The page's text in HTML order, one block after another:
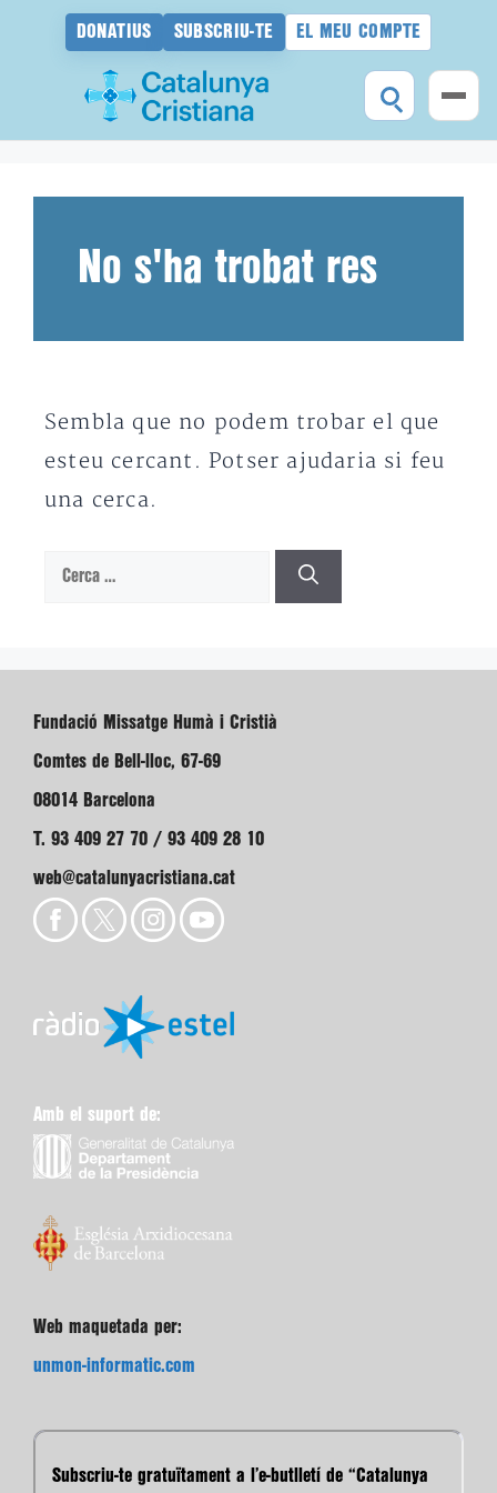
DONATIUS SUBSCRIU-TE EL MEU COMPTE
No s'ha trobat res
Sembla que no podem trobar el que
esteu cercant. Potser ajudaria si feu
una cerca.
Cerca:
Fundació Missatge Humà i Cristià
Comtes de Bell-lloc, 67-69
08014 Barcelona
T. 93 409 27 70 / 93 409 28 10
web@catalunyacristiana.cat
Amb el suport de:
Web maquetada per:
unmon-informatic.com
Subscriu-te gratuïtament a l’e-butlletí de “Catalunya